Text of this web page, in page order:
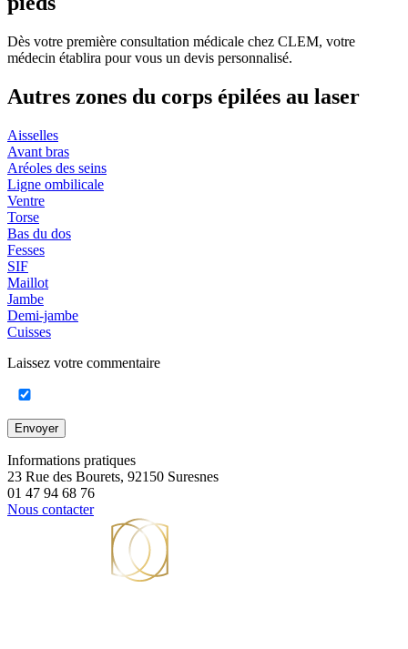
Dès votre première consultation médicale chez CLEM, votre
médecin établira pour vous un devis personnalisé.
Autres zones du corps épilées au laser
Aisselles
Avant bras
Aréoles des seins
Ligne ombilicale
Ventre
Torse
Bas du dos
Fesses
SIF
Maillot
Jambe
Demi-jambe
Cuisses
Laissez votre commentaire
Envoyer
Informations pratiques
23 Rue des Bourets, 92150 Suresnes
01 47 94 68 76
Nous contacter